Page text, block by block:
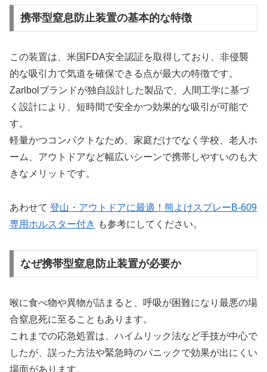
携帯型窒息防止装置の基本的な特徴
この装置は、米国FDA安全認証を取得しており、非侵襲
的な吸引力で気道を確保できる点が最大の特徴です。
Zarlbolブランドが独自設計した製品で、人間工学に基づ
く設計により、短時間で安全かつ効果的な吸引が可能で
す。
軽量かつコンパクトなため、家庭だけでなく学校、老人ホ
ーム、アウトドアなど幅広いシーンで携帯しやすいのも大
きなメリットです。
あわせて 登山・アウトドアに最適！熊よけスプレーB-609
専用ホルスター付き も参考にしてください。
なぜ携帯型窒息防止装置が必要か
喉に食べ物や異物が詰まると、呼吸が困難になり最悪の場
合窒息死に至ることもあります。
これまでの応急処置は、ハイムリック法など手技が中心で
したが、誤った方法や緊急時のパニックで効果が出にくい
場面があります。